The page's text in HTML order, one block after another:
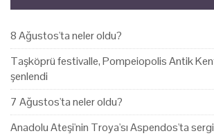
8 Ağustos'ta neler oldu?
Taşköprü festivalle, Pompeiopolis Antik
şenlendi
7 Ağustos'ta neler oldu?
Anadolu Ateşi'nin Troya'sı Aspendos'ta